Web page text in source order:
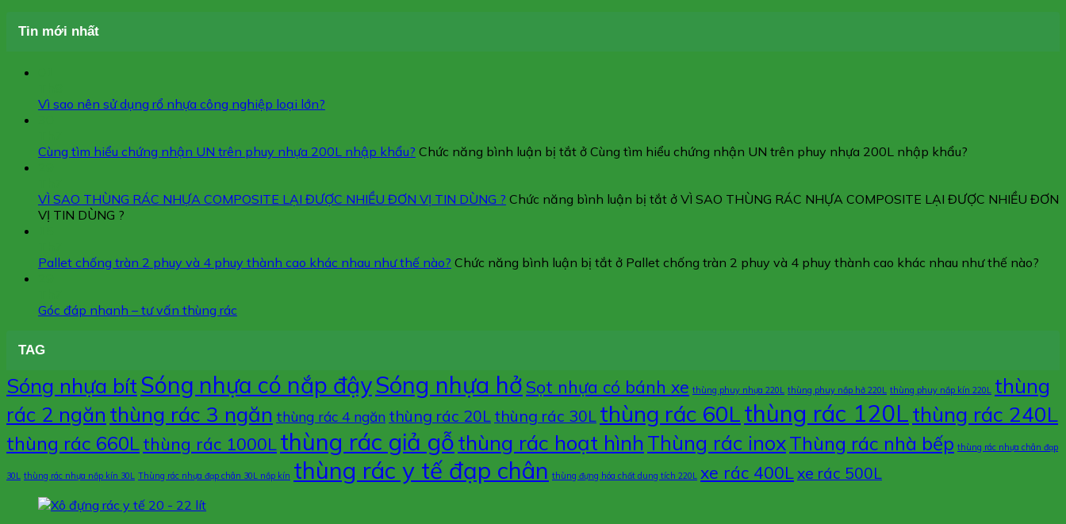
Tin mới nhất
Vì sao nên sử dụng rổ nhựa công nghiệp loại lớn?
Cùng tìm hiểu chứng nhận UN trên phuy nhựa 200L nhập khẩu? Chức năng bình luận bị tắt ở Cùng tìm hiểu chứng nhận UN trên phuy nhựa 200L nhập khẩu?
VÌ SAO THÙNG RÁC NHỰA COMPOSITE LẠI ĐƯỢC NHIỀU ĐƠN VỊ TIN DÙNG ? Chức năng bình luận bị tắt ở VÌ SAO THÙNG RÁC NHỰA COMPOSITE LẠI ĐƯỢC NHIỀU ĐƠN
VỊ TIN DÙNG ?
Pallet chống tràn 2 phuy và 4 phuy thành cao khác nhau như thế nào? Chức năng bình luận bị tắt ở Pallet chống tràn 2 phuy và 4 phuy thành cao khác nhau như thế nào?
Góc đáp nhanh – tư vấn thùng rác
TAG
Sóng nhựa bítSóng nhựa có nắp đậySóng nhựa hở Sọt nhựa có bánh xe thùng phuy nhựa 220L thùng phuy nắp hở 220L thùng phuy nắp kín 220L thùng
rác 2 ngăn thùng rác 3 ngăn thùng rác 4 ngăn thùng rác 20L thùng rác 30L thùng rác 60Lthùng rác 120Lthùng rác 240L
thùng rác 660Lthùng rác 1000Lthùng rác giả gỗthùng rác hoạt hìnhThùng rác inoxThùng rác nhà bếp thùng rác nhựa chân đạp
30L thùng rác nhựa nắp kín 30L Thùng rác nhựa đạp chân 30L nắp kín thùng rác y tế đạp chân thùng đựng hóa chất dung tích 220L xe rác 400Lxe rác 500L